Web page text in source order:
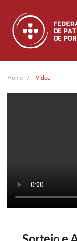
Skip to main
Home Video